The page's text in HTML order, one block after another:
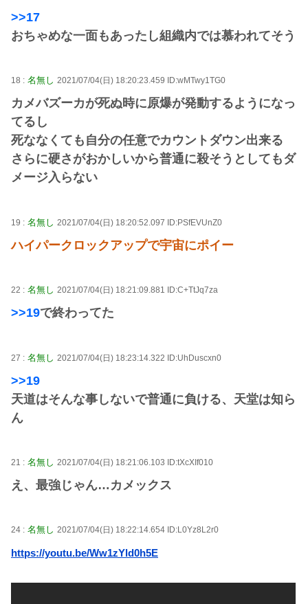
>>17
おちゃめな一面もあったし組織内では慕われてそう
18 : 名無し 2021/07/04(日) 18:20:23.459 ID:wMTwy1TG0
カメバズーカが死ぬ時に原爆が発動するようになっ
てるし
死ななくても自分の任意でカウントダウン出来る
さらに硬さがおかしいから普通に殺そうとしてもダ
メージ入らない
19 : 名無し 2021/07/04(日) 18:20:52.097 ID:PSfEVUnZ0
ハイパークロックアップで宇宙にポイー
22 : 名無し 2021/07/04(日) 18:21:09.881 ID:C+TtJq7za
>>19で終わってた
27 : 名無し 2021/07/04(日) 18:23:14.322 ID:UhDuscxn0
>>19
天道はそんな事しないで普通に負ける、天堂は知ら
ん
21 : 名無し 2021/07/04(日) 18:21:06.103 ID:tXcXIf010
え、最強じゃん…カメックス
24 : 名無し 2021/07/04(日) 18:22:14.654 ID:L0Yz8L2r0
https://youtu.be/Ww1zYld0h5E